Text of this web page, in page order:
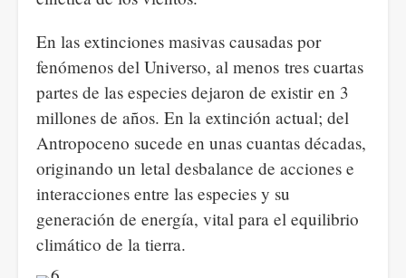
En las extinciones masivas causadas por
fenómenos del Universo, al menos tres cuartas
partes de las especies dejaron de existir en 3
millones de años. En la extinción actual; del
Antropoceno sucede en unas cuantas décadas,
originando un letal desbalance de acciones e
interacciones entre las especies y su
generación de energía, vital para el equilibrio
climático de la tierra.